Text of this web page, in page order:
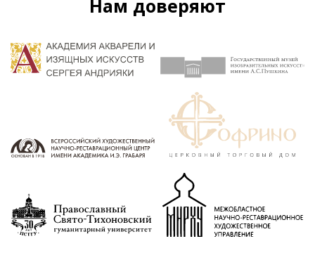
Нам доверяют